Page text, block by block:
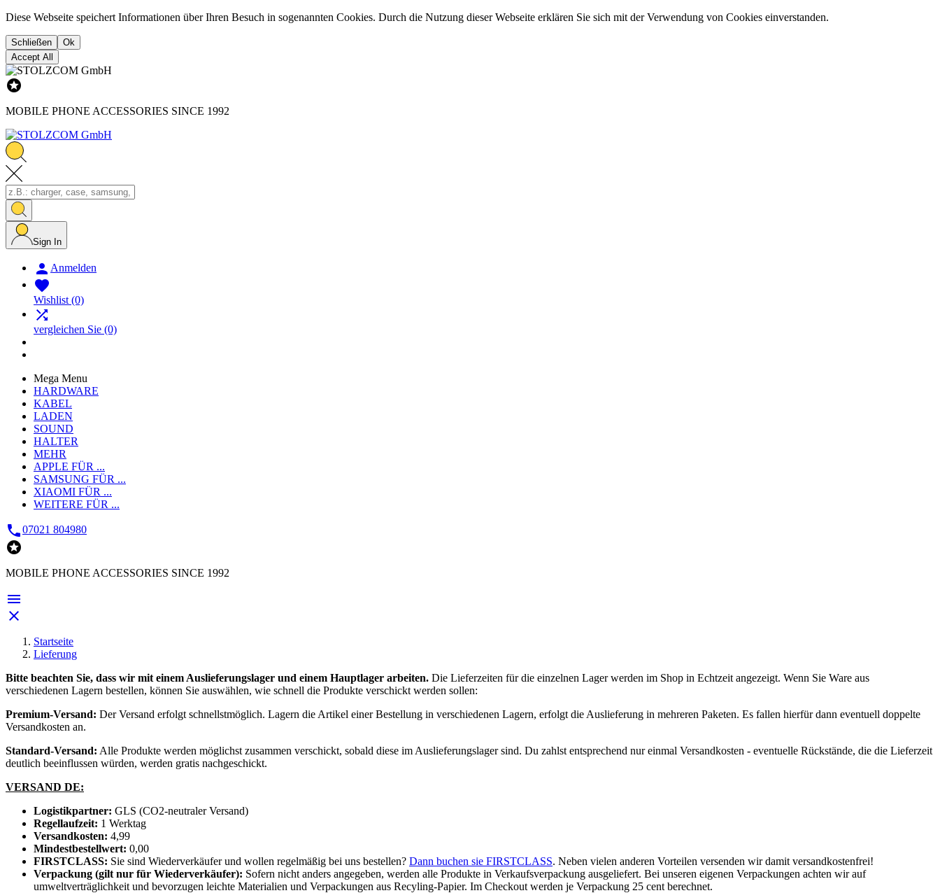
Diese Webseite speichert Informationen über Ihren Besuch in sogenannten Cookies. Durch die Nutzung dieser Webseite erklären Sie sich mit der Verwendung von Cookies einverstanden.
Schließen
Ok
Accept All

MOBILE PHONE ACCESSORIES SINCE 1992
Sign In
 Anmelden

Wishlist (0)

vergleichen Sie (0)
Mega Menu
HARDWARE
KABEL
LADEN
SOUND
HALTER
MEHR
APPLE FÜR ...
SAMSUNG FÜR ...
XIAOMI FÜR ...
WEITERE FÜR ...
07021 804980

MOBILE PHONE ACCESSORIES SINCE 1992


Startseite
Lieferung
Bitte beachten Sie, dass wir mit einem Auslieferungslager und einem Hauptlager arbeiten. Die Lieferzeiten für die einzelnen Lager werden im Shop in Echtzeit angezeigt. Wenn Sie Ware aus
verschiedenen Lagern bestellen, können Sie auswählen, wie schnell die Produkte verschickt werden sollen:
Premium-Versand: Der Versand erfolgt schnellstmöglich. Lagern die Artikel einer Bestellung in verschiedenen Lagern, erfolgt die Auslieferung in mehreren Paketen. Es fallen hierfür dann eventuell doppelte
Versandkosten an.
Standard-Versand: Alle Produkte werden möglichst zusammen verschickt, sobald diese im Auslieferungslager sind. Du zahlst entsprechend nur einmal Versandkosten - eventuelle Rückstände, die die Lieferzeit
deutlich beeinflussen würden, werden gratis nachgeschickt.
VERSAND DE:
Logistikpartner: GLS (CO2-neutraler Versand)
Regellaufzeit: 1 Werktag
Versandkosten: 4,99
Mindestbestellwert: 0,00
FIRSTCLASS: Sie sind Wiederverkäufer und wollen regelmäßig bei uns bestellen? Dann buchen sie FIRSTCLASS. Neben vielen anderen Vorteilen versenden wir damit versandkostenfrei!
Verpackung (gilt nur für Wiederverkäufer): Sofern nicht anders angegeben, werden alle Produkte in Verkaufsverpackung ausgeliefert. Bei unseren eigenen Verpackungen achten wir auf
umweltverträglichkeit und bevorzugen leichte Materialien und Verpackungen aus Recyling-Papier. Im Checkout werden je Verpackung 25 cent berechnet.